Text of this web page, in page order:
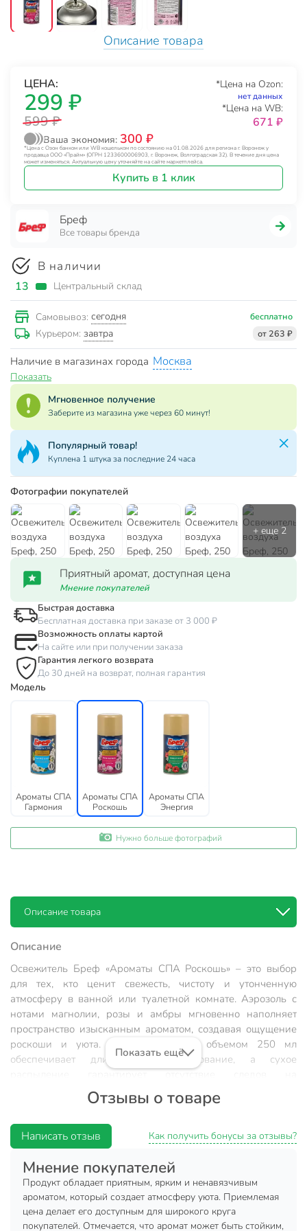
Описание товара
ЦЕНА:
299 ₽
599 ₽
*Цена на Ozon:
нет данных
*Цена на WB:
671 ₽
Ваша экономия: 300 ₽
*Цена с Озон банком или WB кошельком по состоянию на 01.08.2026 для региона г. Воронеж у
продавца ООО «Прайм» (ОГРН 1233600006903, г. Воронеж, Волгоградская 32). В течение дня цена
может изменяться. Актуальную цену уточняйте на сайте маркетплейса.
Купить в 1 клик
Бреф
Все товары бренда
В наличии
13 Центральный склад
Самовывоз: сегодня бесплатно
Курьером: завтра от 263 ₽
Наличие в магазинах города Москва
Показать
Мгновенное получение
Заберите из магазина уже через 60 минут!
Популярный товар!
Куплена 1 штука за последние 24 часа
Фотографии покупателей
Приятный аромат, доступная цена
Мнение покупателей
Быстрая доставка
Бесплатная доставка при заказе от 3 000 ₽
Возможность оплаты картой
На сайте или при получении заказа
Гарантия легкого возврата
До 30 дней на возврат, полная гарантия
Модель
Ароматы СПА
Гармония
Ароматы СПА
Роскошь
Ароматы СПА
Энергия
Нужно больше фотографий
Описание товара
Описание
Освежитель Бреф «Ароматы СПА Роскошь» – это выбор
для тех, кто ценит свежесть, чистоту и утонченную
атмосферу в ванной или туалетной комнате. Аэрозоль с
нотами магнолии, розы и амбры мгновенно наполняет
пространство изысканным ароматом, создавая ощущение
роскоши и уюта. Сменный баллон объемом 250 мл
обеспечивает длительное использование, а сухое
поверхностях. Бреф – это надежное решение для
устранения неприятных запахов и их эффективной
домов и квартир.
Преимущества:
аромат с нотами магнолии, розы и амбры создает
атмосферу настоящего СПА-салона прямо у себя
дома;
Показать ещё
Отзывы о товаре
Написать отзыв Как получить бонусы за отзывы?
Мнение покупателей
Продукт обладает приятным, ярким и ненавязчивым
ароматом, который создает атмосферу уюта. Приемлемая
цена делает его доступным для широкого круга
покупателей. Отмечается, что аромат может быть стойким,